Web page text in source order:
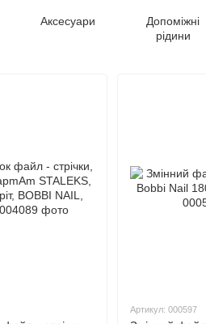
Аксесуари
Допоміжні
рідини
Артикул: 000597